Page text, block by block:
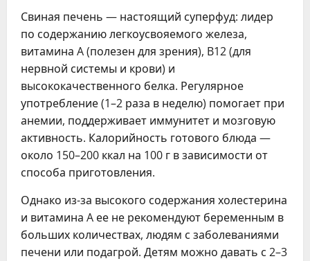
Свиная печень — настоящий суперфуд: лидер
по содержанию легкоусвояемого железа,
витамина A (полезен для зрения), B12 (для
нервной системы и крови) и
высококачественного белка. Регулярное
употребление (1–2 раза в неделю) помогает при
анемии, поддерживает иммунитет и мозговую
активность. Калорийность готового блюда —
около 150–200 ккал на 100 г в зависимости от
способа приготовления.
Однако из-за высокого содержания холестерина
и витамина A ее не рекомендуют беременным в
больших количествах, людям с заболеваниями
печени или подагрой. Детям можно давать с 2–3